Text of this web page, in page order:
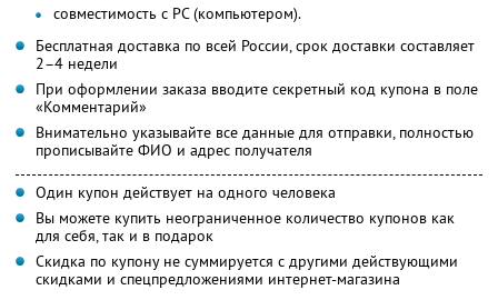
совместимость с PC (компьютером).
Бесплатная доставка по всей России, срок доставки составляет
2–4 недели
При оформлении заказа вводите секретный код купона в поле
«Комментарий»
Внимательно указывайте все данные для отправки, полностью
прописывайте ФИО и адрес получателя
Один купон действует на одного человека
Вы можете купить неограниченное количество купонов как
для себя, так и в подарок
Скидка по купону не суммируется с другими действующими
скидками и спецпредложениями интернет-магазина